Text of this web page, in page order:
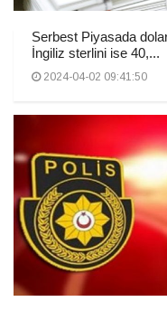
Serbest Piyasada
İngiliz sterlini ise 40,...
2024-04-02 09:41:50